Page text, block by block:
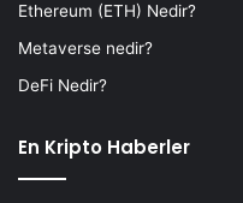
Ethereum (ETH) Nedir?
Metaverse nedir?
DeFi Nedir?
En Kripto Haberler